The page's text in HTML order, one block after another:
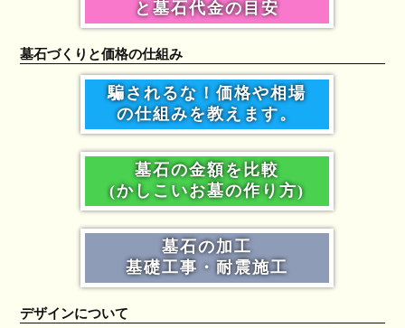
と墓石代金の目安
墓石づくりと価格の仕組み
騙されるな！価格や相場
の仕組みを教えます。
墓石の金額を比較
(かしこいお墓の作り方)
墓石の加工
基礎工事・耐震施工
デザインについて